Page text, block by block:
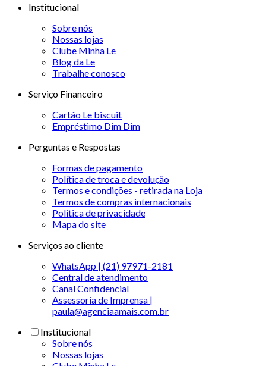
Institucional
Sobre nós
Nossas lojas
Clube Minha Le
Blog da Le
Trabalhe conosco
Serviço Financeiro
Cartão Le biscuit
Empréstimo Dim Dim
Perguntas e Respostas
Formas de pagamento
Política de troca e devolução
Termos e condições - retirada na Loja
Termos de compras internacionais
Politica de privacidade
Mapa do site
Serviços ao cliente
WhatsApp | (21) 97971-2181
Central de atendimento
Canal Confidencial
Assessoria de Imprensa |
paula@agenciaamais.com.br
Institucional
Sobre nós
Nossas lojas